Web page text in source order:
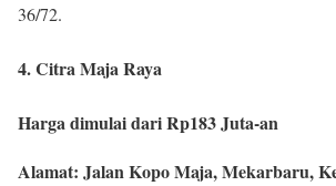
36/72.
4. Citra Maja Raya
Harga dimulai dari Rp183 Juta-an
Alamat: Jalan Kopo Maja, Mekarbaru,